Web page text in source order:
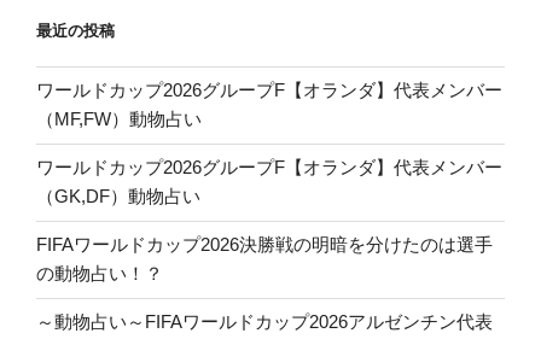
最近の投稿
ワールドカップ2026グループF【オランダ】代表メンバー
（MF,FW）動物占い
ワールドカップ2026グループF【オランダ】代表メンバー
（GK,DF）動物占い
FIFAワールドカップ2026決勝戦の明暗を分けたのは選手
の動物占い！？
～動物占い～FIFAワールドカップ2026アルゼンチン代表